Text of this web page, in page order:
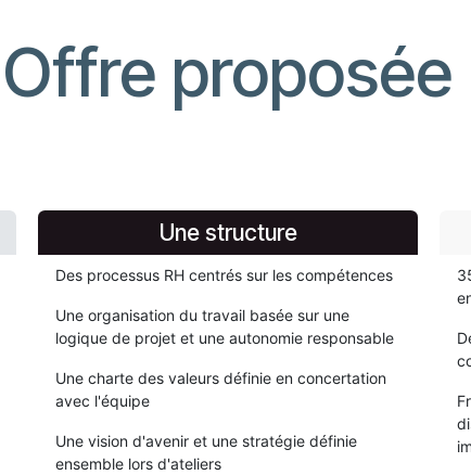
Offre proposée
Une structure
Des processus RH centrés sur les compétences
Une organisation du travail basée sur une
logique de projet et une autonomie responsable
Une charte des valeurs définie en concertation
avec l'équipe
Une vision d'avenir et une stratégie définie
ensemble lors d'ateliers